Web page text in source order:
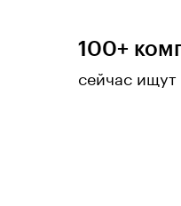
100+
сейчас